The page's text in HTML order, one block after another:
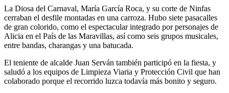
La Diosa del Carnaval, María García Roca, y su corte de Ninfas
cerraban el desfile montadas en una carroza. Hubo siete pasacalles
de gran colorido, como el espectacular integrado por personajes de
Alicia en el País de las Maravillas, así como seis grupos musicales,
entre bandas, charangas y una batucada.
El teniente de alcalde Juan Serván también participó en la fiesta, y
saludó a los equipos de Limpieza Viaria y Protección Civil que han
colaborado porque el recorrido luzca todavía más bonito y seguro.